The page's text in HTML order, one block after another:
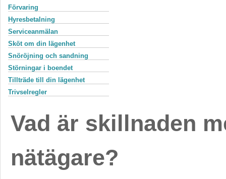
Förvaring
Hyresbetalning
Serviceanmälan
Sköt om din lägenhet
Snöröjning och sandning
Störningar i boendet
Tillträde till din lägenhet
Trivselregler
Vad är skillnaden
nätägare?